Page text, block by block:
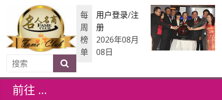
每
周
榜
单
用户登录/注
册
2026年08月
08日